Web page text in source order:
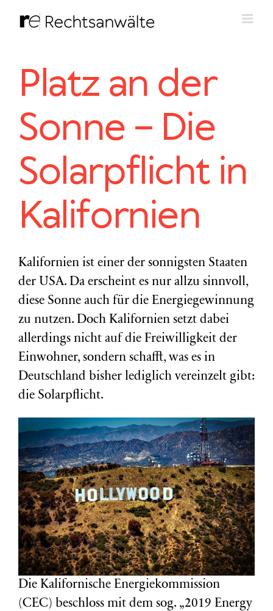
Inhalt
Platz an der
Sonne – Die
Solarpflicht in
Kalifornien
Kalifornien ist einer der sonnigsten Staaten
der USA. Da erscheint es nur allzu sinnvoll,
diese Sonne auch für die Energiegewinnung
zu nutzen. Doch Kalifornien setzt dabei
allerdings nicht auf die Freiwilligkeit der
Einwohner, sondern schafft, was es in
Deutschland bisher lediglich vereinzelt gibt:
die Solarpflicht.
Die Kalifornische Energiekommission
(CEC) beschloss mit dem sog. „2019 Energy